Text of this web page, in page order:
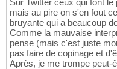
mais au pire on s'en fout
bruyante qui a beaucoup
Comme la mauvaise
pense (mais c'est juste
pas faire de copinage et
Après, je me trompe peut-